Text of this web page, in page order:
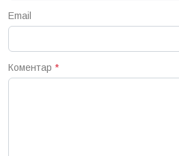
Email
Коментар *